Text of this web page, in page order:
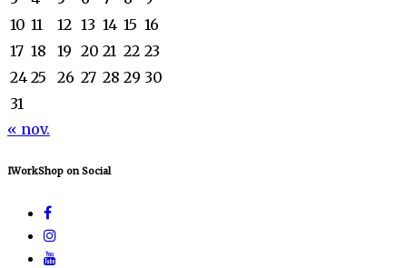
10 11 12 13 14 15 16
17 18 19 20 21 22 23
24 25 26 27 28 29 30
31
« nov.
IWorkShop on Social